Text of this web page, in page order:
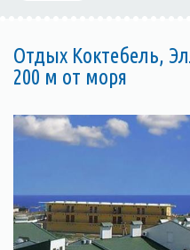
Отдых Коктебель,
200 м от моря